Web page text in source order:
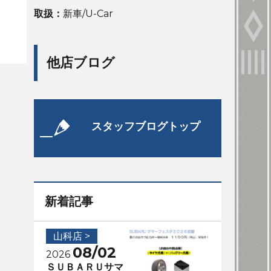
取扱： 新車/U-Car
他店ブログ
スタッフブログトップ
新着記事
山科店 >
2026 08/02
ＳＵＢＡＲＵサマ